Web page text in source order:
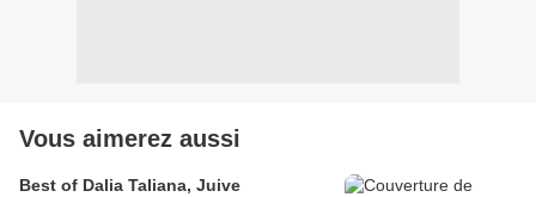
Vous aimerez aussi
Best of Dalia Taliana, Juive